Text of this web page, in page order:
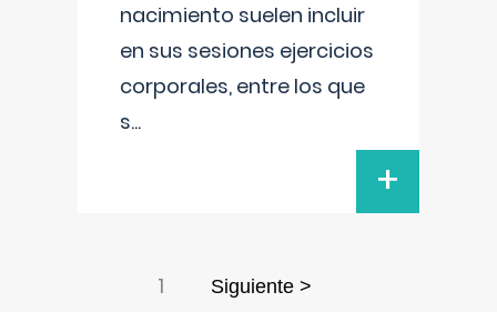
nacimiento suelen incluir
en sus sesiones ejercicios
corporales, entre los que
s...
+
1 Siguiente >